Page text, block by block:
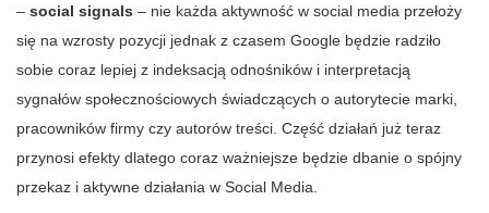
– social signals – nie każda aktywność w social media przełoży
się na wzrosty pozycji jednak z czasem Google będzie radziło
sobie coraz lepiej z indeksacją odnośników i interpretacją
sygnałów społecznościowych świadczących o autorytecie marki,
pracowników firmy czy autorów treści. Część działań już teraz
przynosi efekty dlatego coraz ważniejsze będzie dbanie o spójny
przekaz i aktywne działania w Social Media.